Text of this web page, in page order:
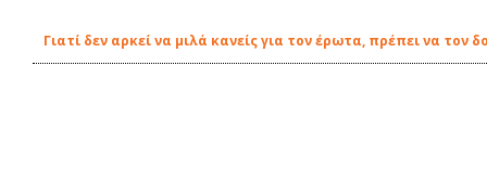
Γιατί δεν αρκεί να μιλά κανείς για τον έρωτα, πρέπει να τον